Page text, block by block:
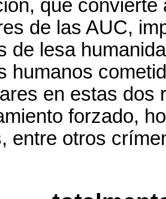
que
de las AUC,
de lesa
humanos
en estas dos
forzado,
entre otros